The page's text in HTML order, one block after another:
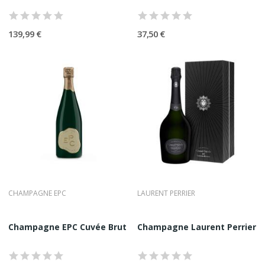
Nourisson
la légitimité des Maisons
la qualité constante des cuvées
l’intérêt gastronomique réel
Chaque Champagne Brut proposé est dégusté, analysé et choisi
pour sa capacité à représenter le meilleur de son style.
Le Champagne Brut, Signature
Universelle Du Raffinement
Qu’il soit de grande Maison ou de vigneron d’exception, le
Champagne Brut reste la forme la plus pure de l’expression
139,99 € 37,50 €
CHAMPAGNE EPC
Champagne EPC Cuvée Brut 37,5CL
LAURENT PERRIER
Champagne Laurent Perrier